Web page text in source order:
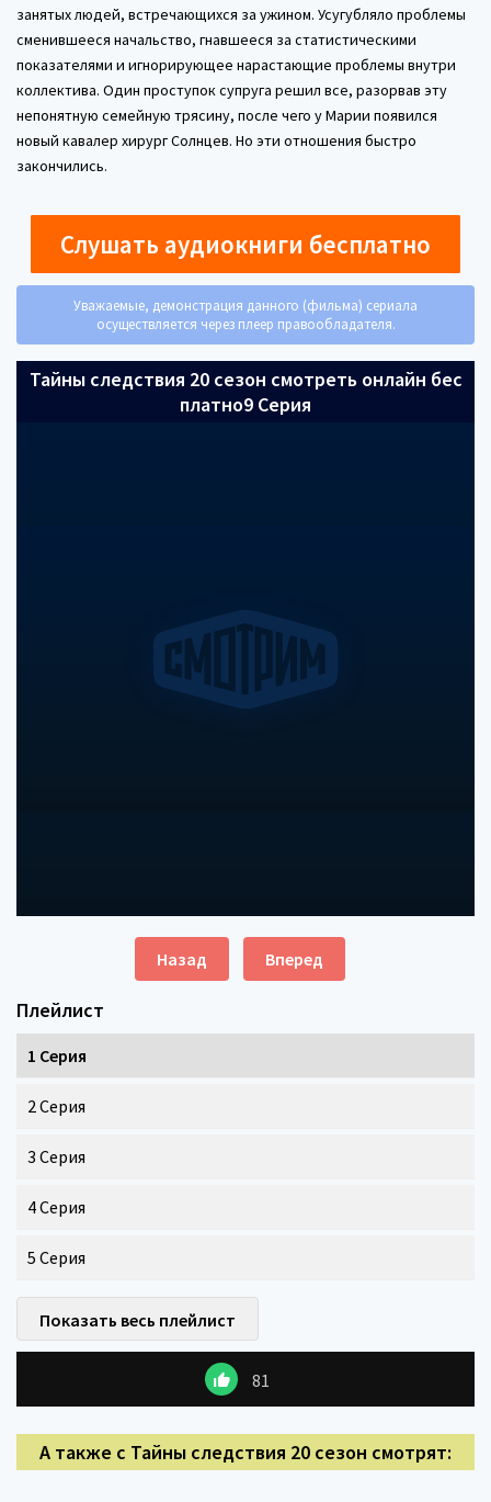
занятых людей, встречающихся за ужином. Усугубляло проблемы
сменившееся начальство, гнавшееся за статистическими
показателями и игнорирующее нарастающие проблемы внутри
коллектива. Один проступок супруга решил все, разорвав эту
непонятную семейную трясину, после чего у Марии появился
новый кавалер хирург Солнцев. Но эти отношения быстро
закончились.
Слушать аудиокниги бесплатно
Уважаемые, демонстрация данного (фильма) сериала
осуществляется через плеер правообладателя.
Тайны следствия 20 сезон смотреть онлайн бес
платно9 Серия
Назад Вперед
Плейлист
1 Серия
2 Серия
3 Серия
4 Серия
5 Серия
Показать весь плейлист
81
А также с Тайны следствия 20 сезон смотрят: